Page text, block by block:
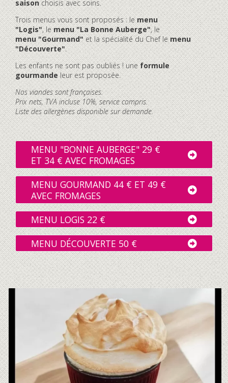
saisonchoisis avec soins.
Trois menus vous sont proposés : lemenu
"Logis", lemenu "La Bonne Auberge", le
menu "Gourmand"et la spécialité du Chef lemenu
"Découverte".
Les enfants ne sont pas oubliés ! uneformule
gourmandeleur est proposée.
Nos viandes sont françaises.
Prix nets, TVA incluse 10%, service compris.
Liste des allergènes disponible sur demande.
MENU "BONNE AUBERGE" 29 €
ET 34 € AVEC FROMAGES
MENU GOURMAND 44 € ET 49 €
AVEC FROMAGES
MENU LOGIS 22 €
MENU DÉCOUVERTE 50 €